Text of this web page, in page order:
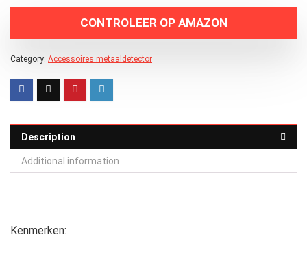
CONTROLEER OP AMAZON
Category: Accessoires metaaldetector
Description
Additional information
Kenmerken: